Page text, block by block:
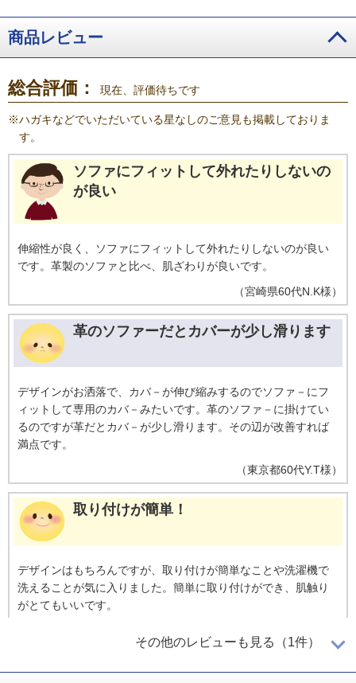
商品レビュー
総合評価： 現在、評価待ちです
※ハガキなどでいただいている星なしのご意見も掲載しておりま
す。
ソファにフィットして外れたりしないの
が良い
伸縮性が良く、ソファにフィットして外れたりしないのが良い
です。革製のソファと比べ、肌ざわりが良いです。
（宮崎県60代N.K様）
革のソファーだとカバーが少し滑ります
デザインがお洒落で、カバ－が伸び縮みするのでソファ－にフ
ィットして専用のカバ－みたいです。革のソファ－に掛けてい
るのですが革だとカバ－が少し滑ります。その辺が改善すれば
満点です。
（東京都60代Y.T様）
取り付けが簡単！
デザインはもちろんですが、取り付けが簡単なことや洗濯機で
洗えることが気に入りました。簡単に取り付けができ、肌触り
がとてもいいです。
綺麗におさまりました
その他のレビューも見る（1件）